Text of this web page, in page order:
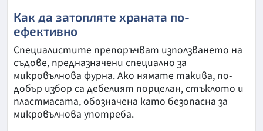
Как да затопляте храната по-
ефективно
Специалистите препоръчват използването на
съдове, предназначени специално за
микровълнова фурна. Ако нямате такива, по-
добър избор са дебелият порцелан, стъклото и
пластмасата, обозначена като безопасна за
микровълнова употреба.